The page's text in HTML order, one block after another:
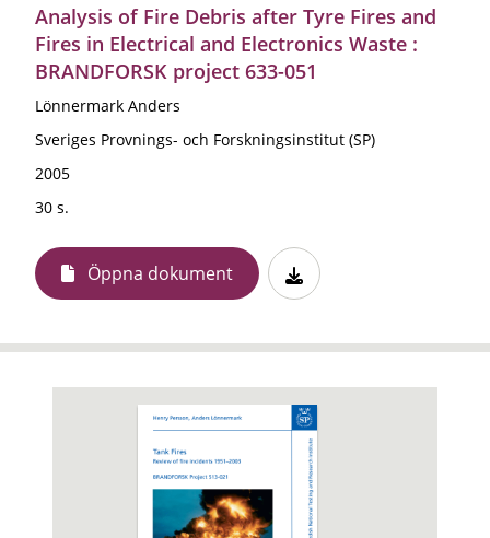
Analysis of Fire Debris after Tyre Fires and
Fires in Electrical and Electronics Waste :
BRANDFORSK project 633-051
Lönnermark Anders
Sveriges Provnings- och Forskningsinstitut (SP)
2005
30 s.
Öppna dokument